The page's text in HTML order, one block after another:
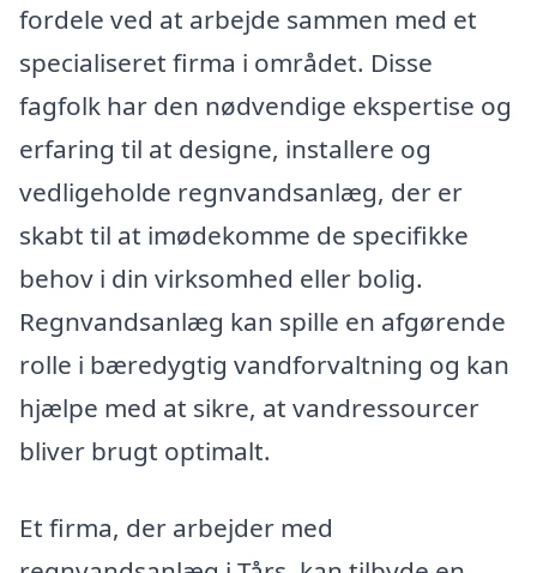
fordele ved at arbejde sammen med et
specialiseret firma i området. Disse
fagfolk har den nødvendige ekspertise og
erfaring til at designe, installere og
vedligeholde regnvandsanlæg, der er
skabt til at imødekomme de specifikke
behov i din virksomhed eller bolig.
Regnvandsanlæg kan spille en afgørende
rolle i bæredygtig vandforvaltning og kan
hjælpe med at sikre, at vandressourcer
bliver brugt optimalt.
Et firma, der arbejder med